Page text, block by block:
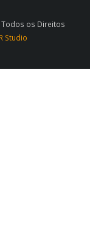
Todos os Direitos
Studio